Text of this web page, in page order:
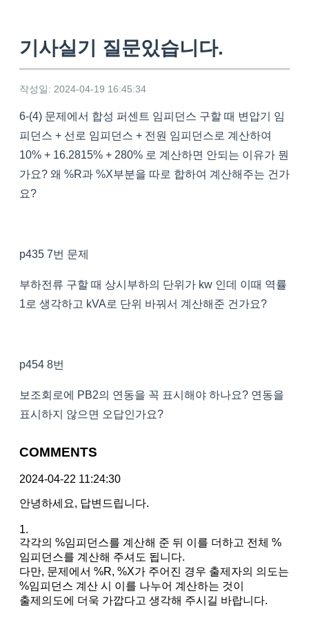
기사실기 질문있습니다.
작성일: 2024-04-19 16:45:34
6-(4) 문제에서 합성 퍼센트 임피던스 구할 때 변압기 임
피던스 + 선로 임피던스 + 전원 임피던스로 계산하여
10% + 16.2815% + 280% 로 계산하면 안되는 이유가 뭔
가요? 왜 %R과 %X부분을 따로 합하여 계산해주는 건가
요?
p435 7번 문제
부하전류 구할 때 상시부하의 단위가 kw 인데 이때 역률
1로 생각하고 kVA로 단위 바꿔서 계산해준 건가요?
p454 8번
보조회로에 PB2의 연동을 꼭 표시해야 하나요? 연동을
표시하지 않으면 오답인가요?
COMMENTS
2024-04-22 11:24:30
안녕하세요, 답변드립니다.
1.
각각의 %임피던스를 계산해 준 뒤 이를 더하고 전체 %
임피던스를 계산해 주셔도 됩니다.
다만, 문제에서 %R, %X가 주어진 경우 출제자의 의도는
%임피던스 계산 시 이를 나누어 계산하는 것이
출제의도에 더욱 가깝다고 생각해 주시길 바랍니다.